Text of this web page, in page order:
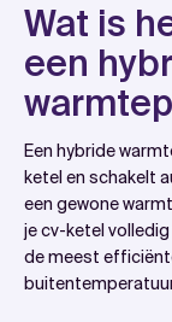
Hoe
vergeleken
Hoe
warmtepomp
Wat is
een
Een hybride
ketel en schakelt
een gewone
je cv-ketel
de meest